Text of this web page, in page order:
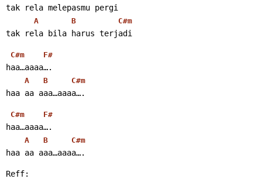
tak rela melepasmu pergi
A B C#m
tak rela bila harus terjadi
C#m F#
haa…aaaa….
A B C#m
haa aa aaa…aaaa….
C#m F#
haa…aaaa….
A B C#m
haa aa aaa…aaaa….
Reff: